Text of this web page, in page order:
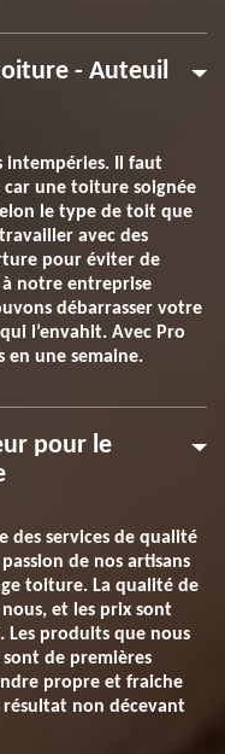
- Auteuil
intempéries. Il faut
car une toiture soignée
le type de toit que
avec des
pour éviter de
à notre entreprise
débarrasser votre
l’envahit. Avec Pro
en une semaine.
pour le
des services de qualité
de nos artisans
toiture. La qualité de
et les prix sont
Les produits que nous
de premières
propre et fraiche
non décevant